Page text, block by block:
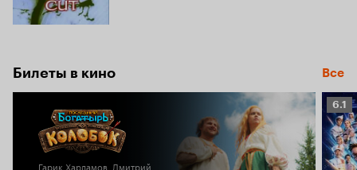
Билеты в кино Все
Гарик Харламов, Дмитрий
6.1
6.1